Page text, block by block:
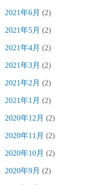
2021年6月 (2)
2021年5月 (2)
2021年4月 (2)
2021年3月 (2)
2021年2月 (2)
2021年1月 (2)
2020年12月 (2)
2020年11月 (2)
2020年10月 (2)
2020年9月 (2)